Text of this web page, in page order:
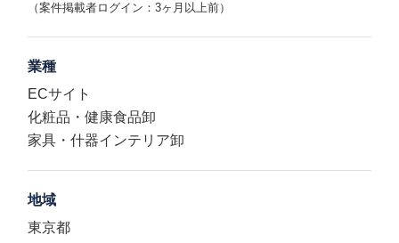
（案件掲載者ログイン：3ヶ月以上前）
業種
ECサイト
化粧品・健康食品卸
家具・什器インテリア卸
地域
東京都